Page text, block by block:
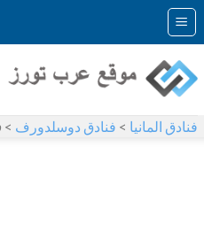
Skip
فنادق المانيا > فنادق دوسلدورف >